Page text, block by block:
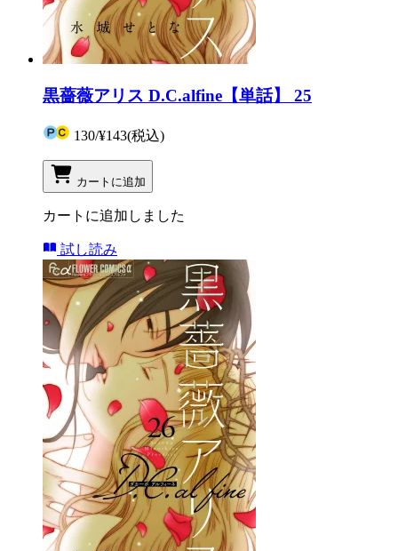
黒薔薇アリス D.C.alfine【単話】 25
130/¥143(税込)
カートに追加
カートに追加しました
試し読み